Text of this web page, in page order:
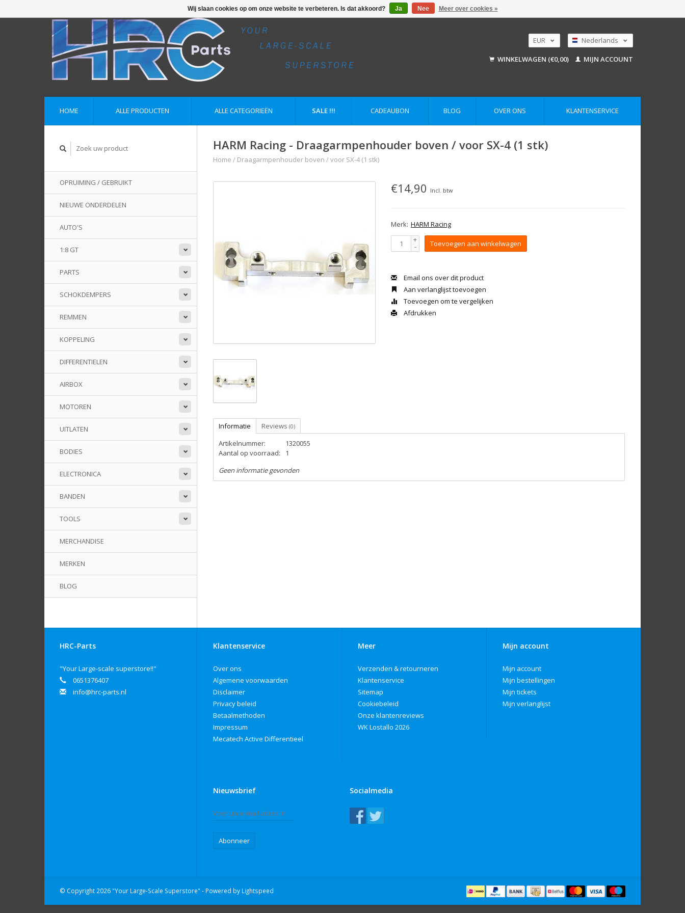
EUR
USD
Nederlands
English
WINKELWAGEN (€0,00) MIJN ACCOUNT
HOME ALLE PRODUCTEN ALLE CATEGORIEËN SALE !!! CADEAUBON BLOG OVER ONS KLANTENSERVICE
OPRUIMING / GEBRUIKT
NIEUWE ONDERDELEN
AUTO'S
1:8 GT
PARTS
SCHOKDEMPERS
REMMEN
KOPPELING
DIFFERENTIELEN
AIRBOX
MOTOREN
UITLATEN
BODIES
ELECTRONICA
BANDEN
TOOLS
MERCHANDISE
MERKEN
BLOG
HARM Racing - Draagarmpenhouder boven / voor SX-4 (1 stk)
Home / Draagarmpenhouder boven / voor SX-4 (1 stk)
€14,90 Incl. btw
Merk: HARM Racing
+
- Toevoegen aan winkelwagen
Email ons over dit product
Aan verlanglijst toevoegen
Toevoegen om te vergelijken
Afdrukken
Informatie Reviews (0)
Artikelnummer:
1320055
Aantal op voorraad:
1
Geen informatie gevonden
HRC-Parts
"Your Large-scale superstore!!"
0651376407
info@hrc-parts.nl
Klantenservice
Over ons
Algemene voorwaarden
Disclaimer
Privacy beleid
Betaalmethoden
Impressum
Mecatech Active Differentieel
Meer
Verzenden & retourneren
Klantenservice
Sitemap
Cookiebeleid
Onze klantenreviews
WK Lostallo 2026
Mijn account
Mijn account
Mijn bestellingen
Mijn tickets
Mijn verlanglijst
Nieuwsbrief
Abonneer
Socialmedia
© Copyright 2026 "Your Large-Scale Superstore" - Powered by Lightspeed
Wij slaan cookies op om onze website te verbeteren. Is dat akkoord? Ja Nee Meer over cookies »